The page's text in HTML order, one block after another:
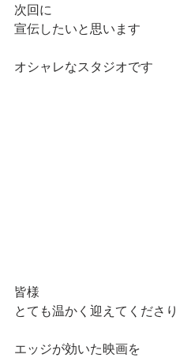
次回に
宣伝したいと思います
オシャレなスタジオです
皆様
とても温かく迎えてくださり
エッジが効いた映画を